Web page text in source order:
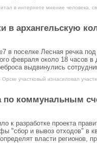
в интернете мнение человека,
в архангельскую
в поселке Лесная речка
февраля около 18 часов в
выдвинулись
участковый изнасиловал
по коммунальным
к разработке проекта
"сбор и вывоз отходов" в
власти регионов,